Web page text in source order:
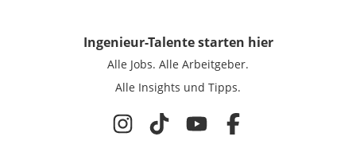
Ingenieur-Talentestarten hier
Alle Jobs. Alle Arbeitgeber.
Alle Insights und Tipps.